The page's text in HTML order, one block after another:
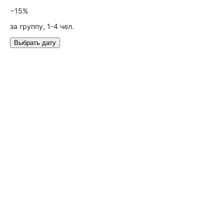
−15%
за группу, 1-4 чел.
Выбрать дату